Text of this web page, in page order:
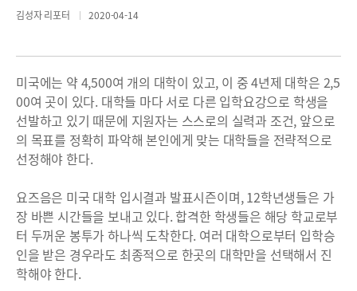
김성자 리포터 2020-04-14
미국에는 약 4,500여 개의 대학이 있고, 이 중 4년제 대학은 2,5
00여 곳이 있다. 대학들 마다 서로 다른 입학요강으로 학생을
선발하고 있기 때문에 지원자는 스스로의 실력과 조건, 앞으로
의 목표를 정확히 파악해 본인에게 맞는 대학들을 전략적으로
선정해야 한다.
요즈음은 미국 대학 입시결과 발표시즌이며, 12학년생들은 가
장 바쁜 시간들을 보내고 있다. 합격한 학생들은 해당 학교로부
터 두꺼운 봉투가 하나씩 도착한다. 여러 대학으로부터 입학승
인을 받은 경우라도 최종적으로 한곳의 대학만을 선택해서 진
학해야 한다.